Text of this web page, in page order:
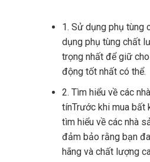
1. Sử dụng phụ tùng
dụng phụ tùng chất
trọng nhất để giữ
động tốt nhất có thể.
2. Tìm hiểu về các
tínTrước khi mua bất
tìm hiểu về các nhà
đảm bảo rằng bạn
hãng và chất lượng